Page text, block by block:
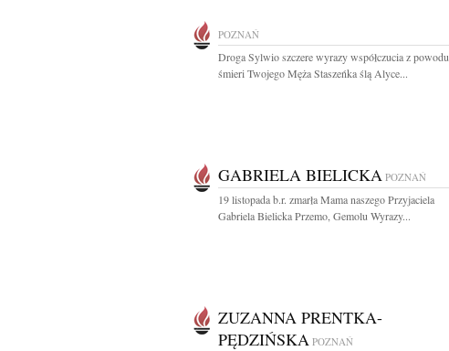
POZNAŃ
Droga Sylwio szczere wyrazy współczucia z powodu
śmieri Twojego Męża Staszeńka ślą Alyce...
GABRIELA BIELICKA POZNAŃ
19 listopada b.r. zmarła Mama naszego Przyjaciela
Gabriela Bielicka Przemo, Gemolu Wyrazy...
ZUZANNA PRENTKA-
PĘDZIŃSKA POZNAŃ